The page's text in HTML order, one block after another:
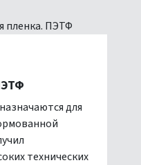
для
технических